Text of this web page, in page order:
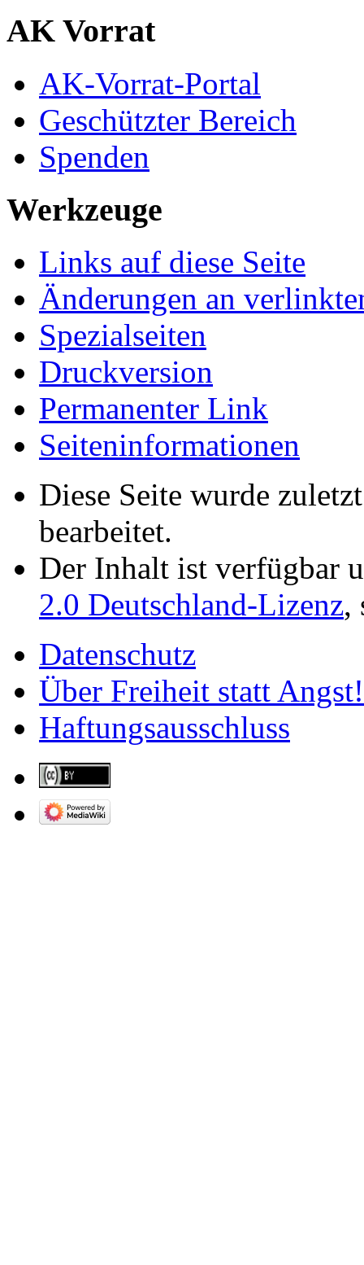
AK Vorrat
AK-Vorrat-Portal
Geschützter Bereich
Spenden
Werkzeuge
Links auf diese Seite
Änderungen an
Spezialseiten
Druckversion
Permanenter Link
Seiten­­informationen
Diese Seite wurde
bearbeitet.
Der Inhalt ist verfügbar
2.0 Deutschland-Lizenz,
Datenschutz
Über Freiheit statt Angst!
Haftungsausschluss